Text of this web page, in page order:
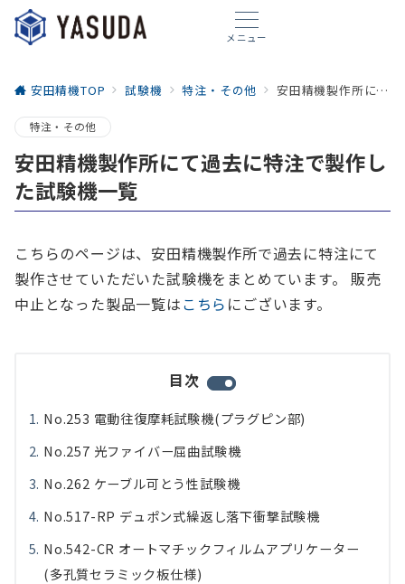
メニュー
安田精機TOP 試験機 特注・その他 安田精機製作所にて過去に特注で製作した試験機一覧
特注・その他
安田精機製作所にて過去に特注で製作し
た試験機一覧
こちらのページは、安田精機製作所で過去に特注にて
製作させていただいた試験機をまとめています。 販売
中止となった製品一覧はこちら にございます。
目次
No.253 電動往復摩耗試験機(プラグピン部)
No.257 光ファイバー屈曲試験機
No.262 ケーブル可とう性試験機
No.517-RP デュポン式繰返し落下衝撃試験機
No.542-CR オートマチックフィルムアプリケーター
(多孔質セラミック板仕様)